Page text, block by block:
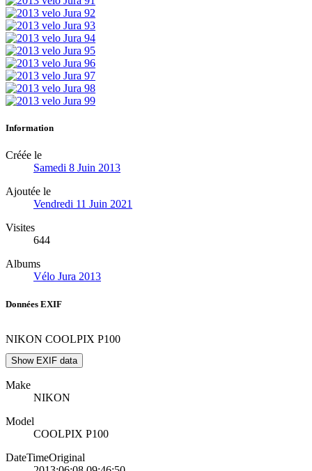
Information
Créée le
Samedi 8 Juin 2013
Ajoutée le
Vendredi 11 Juin 2021
Visites
644
Albums
Vélo Jura 2013
Données EXIF
NIKON COOLPIX P100
Show EXIF data
Make
NIKON
Model
COOLPIX P100
DateTimeOriginal